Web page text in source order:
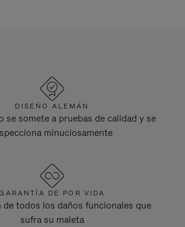
DISEÑO ALEMÁN
se somete a pruebas de calidad y se
minuciosamente
DE POR VIDA
de todos los daños funcionales que
sufra su maleta